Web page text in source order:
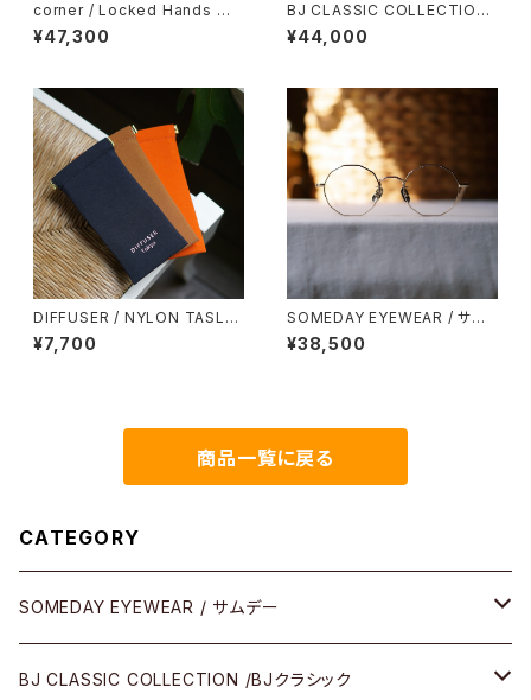
corner / Locked Hands コ
ーナー ロックドハンズ <orner
¥47,300
BJ CLASSIC COLLECTION
COM-510NNT BJクラシック
48
¥44,000
DIFFUSER / NYLON TASLA
N SOFT EYEWEAR CASE メ
ガネケース
¥7,700
SOMEDAY EYEWEAR / サム
デー メタル多角形 鯖江製
¥38,500
商品一覧に戻る
CATEGORY
SOMEDAY EYEWEAR / サムデー
メガネ
BJ CLASSIC COLLECTION /BJクラシック